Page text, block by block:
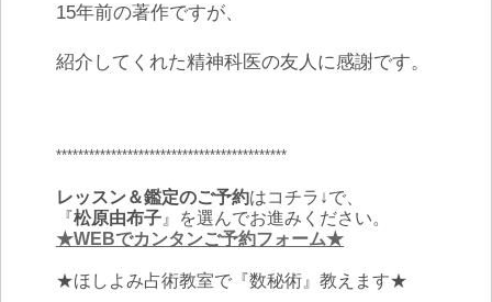
15年前の著作ですが、
紹介してくれた精神科医の友人に感謝です。
******************************************
レッスン＆鑑定のご予約はコチラ↓で、
『松原由布子』を選んでお進みください。
★WEBでカンタンご予約フォーム★
★ほしよみ占術教室で『数秘術』教えます★